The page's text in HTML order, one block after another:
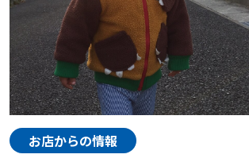
お店からの情報